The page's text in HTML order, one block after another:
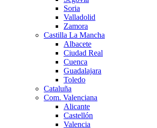
Soria
Valladolid
Zamora
Castilla La Mancha
Albacete
Ciudad Real
Cuenca
Guadalajara
Toledo
Cataluña
Com. Valenciana
Alicante
Castellón
Valencia